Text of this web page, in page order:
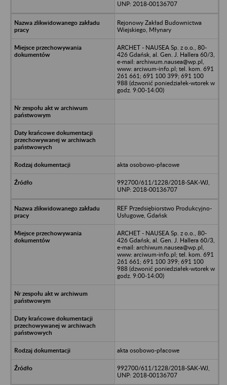
UNP: 2018-00136707
Rejonowy Zakład Budownictwa
Wiejskiego, Młynary
ARCHET - NAUSEA Sp. z o.o., 80-
426 Gdańsk, al. Gen. J. Hallera 60/3,
e-mail: archiwum.nausea@wp.pl,
www: arciwum-info.pl; tel. kom. 691
261 661; 691 100 399; 691 100
988 (dzwonić poniedziałek-wtorek w
godz. 9:00-14:00)
akta osobowo-płacowe
992700/611/1228/2018-SAK-WJ,
UNP: 2018-00136707
REF Przedsiębiorstwo Produkcyjno-
Usługowe, Gdańsk
ARCHET - NAUSEA Sp. z o.o., 80-
426 Gdańsk, al. Gen. J. Hallera 60/3,
e-mail: archiwum.nausea@wp.pl,
www: arciwum-info.pl; tel. kom. 691
261 661; 691 100 399; 691 100
988 (dzwonić poniedziałek-wtorek w
godz. 9:00-14:00)
akta osobowo-płacowe
992700/611/1228/2018-SAK-WJ,
UNP: 2018-00136707